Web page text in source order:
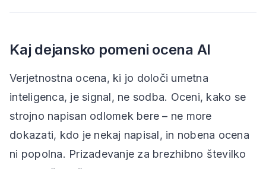
Kaj dejansko pomeni ocena AI
Verjetnostna ocena, ki jo določi umetna
inteligenca, je signal, ne sodba. Oceni, kako se
strojno napisan odlomek bere – ne more
dokazati, kdo je nekaj napisal, in nobena ocena
ni popolna. Prizadevanje za brezhibno številko